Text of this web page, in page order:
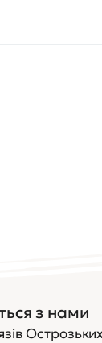
з нами